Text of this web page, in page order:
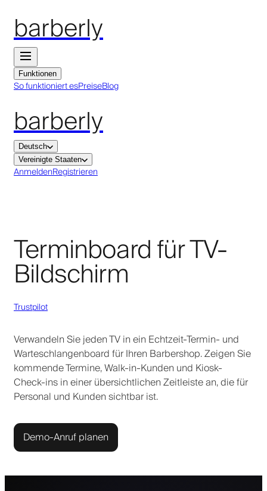
barberly
Funktionen
So funktioniert esPreiseBlog
barberly
Deutsch
Vereinigte Staaten
AnmeldenRegistrieren
Terminboard für TV-
Bildschirm
Trustpilot
Verwandeln Sie jeden TV in ein Echtzeit-Termin- und
Warteschlangenboard für Ihren Barbershop. Zeigen Sie
kommende Termine, Walk-in-Kunden und Kiosk-
Check-ins in einer übersichtlichen Zeitleiste an, die für
Personal und Kunden sichtbar ist.
Demo-Anruf planen